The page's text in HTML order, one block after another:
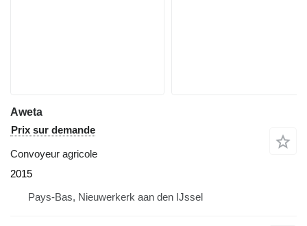
Aweta
Prix sur demande
Convoyeur agricole
2015
Pays-Bas, Nieuwerkerk aan den IJssel